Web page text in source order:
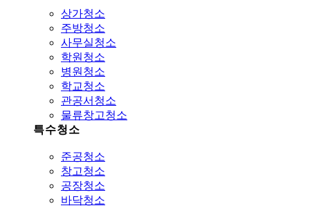
상가청소
주방청소
사무실청소
학원청소
병원청소
학교청소
관공서청소
물류창고청소
특수청소
준공청소
창고청소
공장청소
바닥청소